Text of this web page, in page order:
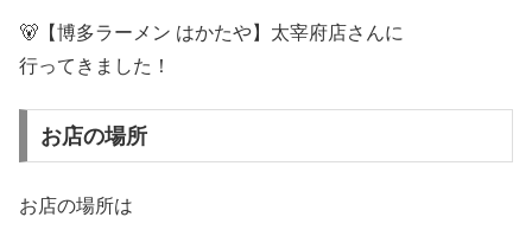
🐻【博多ラーメン はかたや】太宰府店さんに
行ってきました！
お店の場所
お店の場所は